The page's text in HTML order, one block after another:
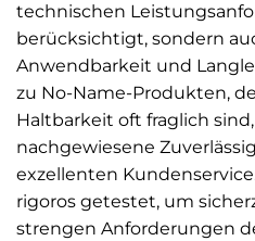
technischen
berücksichtigt, sondern
Anwendbarkeit und
zu No-Name-Produkten,
Haltbarkeit oft fraglich
nachgewiesene
exzellenten
rigoros getestet, um
strengen Anforderungen